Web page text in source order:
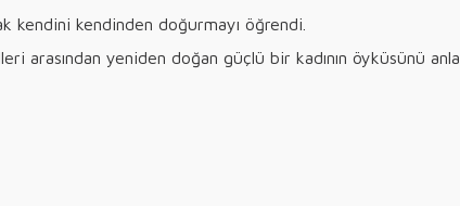
kendini kendinden doğurmayı öğrendi.
yeniden doğan güçlü bir kadının öyküsünü